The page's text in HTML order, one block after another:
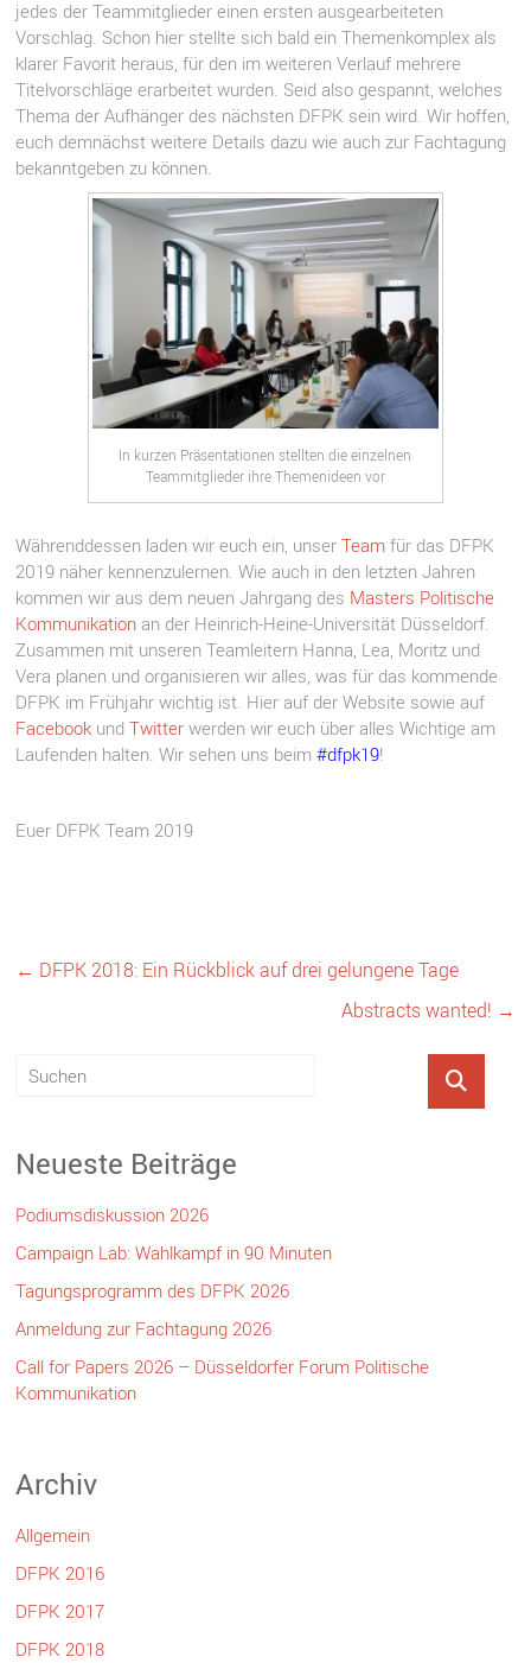
jedes der Teammitglieder einen ersten ausgearbeiteten
Vorschlag. Schon hier stellte sich bald ein Themenkomplex als
klarer Favorit heraus, für den im weiteren Verlauf mehrere
Titelvorschläge erarbeitet wurden. Seid also gespannt, welches
Thema der Aufhänger des nächsten DFPK sein wird. Wir hoffen,
euch demnächst weitere Details dazu wie auch zur Fachtagung
bekanntgeben zu können.
In kurzen Präsentationen stellten die einzelnen
Teammitglieder ihre Themenideen vor
Währenddessen laden wir euch ein, unserTeam für das DFPK
2019 näher kennenzulernen. Wie auch in den letzten Jahren
kommen wir aus dem neuen Jahrgang des Masters Politische
Kommunikation an der Heinrich-Heine-Universität Düsseldorf.
Zusammen mit unseren Teamleitern Hanna, Lea, Moritz und
Vera planen und organisieren wir alles, was für das kommende
DFPK im Frühjahr wichtig ist. Hier auf der Website sowie auf
Facebook undTwitter werden wir euch über alles Wichtige am
Laufenden halten. Wir sehen uns beim#dfpk19!
Euer DFPK Team 2019
← DFPK 2018: Ein Rückblick auf drei gelungene Tage
Abstracts wanted! →
Neueste Beiträge
Podiumsdiskussion 2026
Campaign Lab: Wahlkampf in 90 Minuten
Tagungsprogramm des DFPK 2026
Anmeldung zur Fachtagung 2026
Call for Papers 2026 – Düsseldorfer Forum Politische
Kommunikation
Archiv
Allgemein
DFPK 2016
DFPK 2017
DFPK 2018